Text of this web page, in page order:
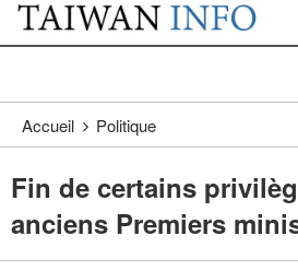
Passer au contenu principal
:::
Accueil Politique
Fin de certains
anciens Premiers